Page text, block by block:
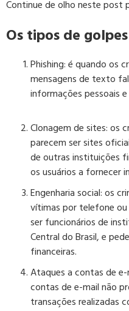
Continue de olho neste post
Os tipos de
Phishing:é quando os
mensagens de texto
informações pessoais
Clonagem de sites:os
parecem ser sites
de outras instituições
os usuários a fornecer
Engenharia social:os
vítimas por telefone
ser funcionários de
Central do Brasil, e
financeiras.
Ataques a contas de e-
contas de e-mail não
transações realizadas